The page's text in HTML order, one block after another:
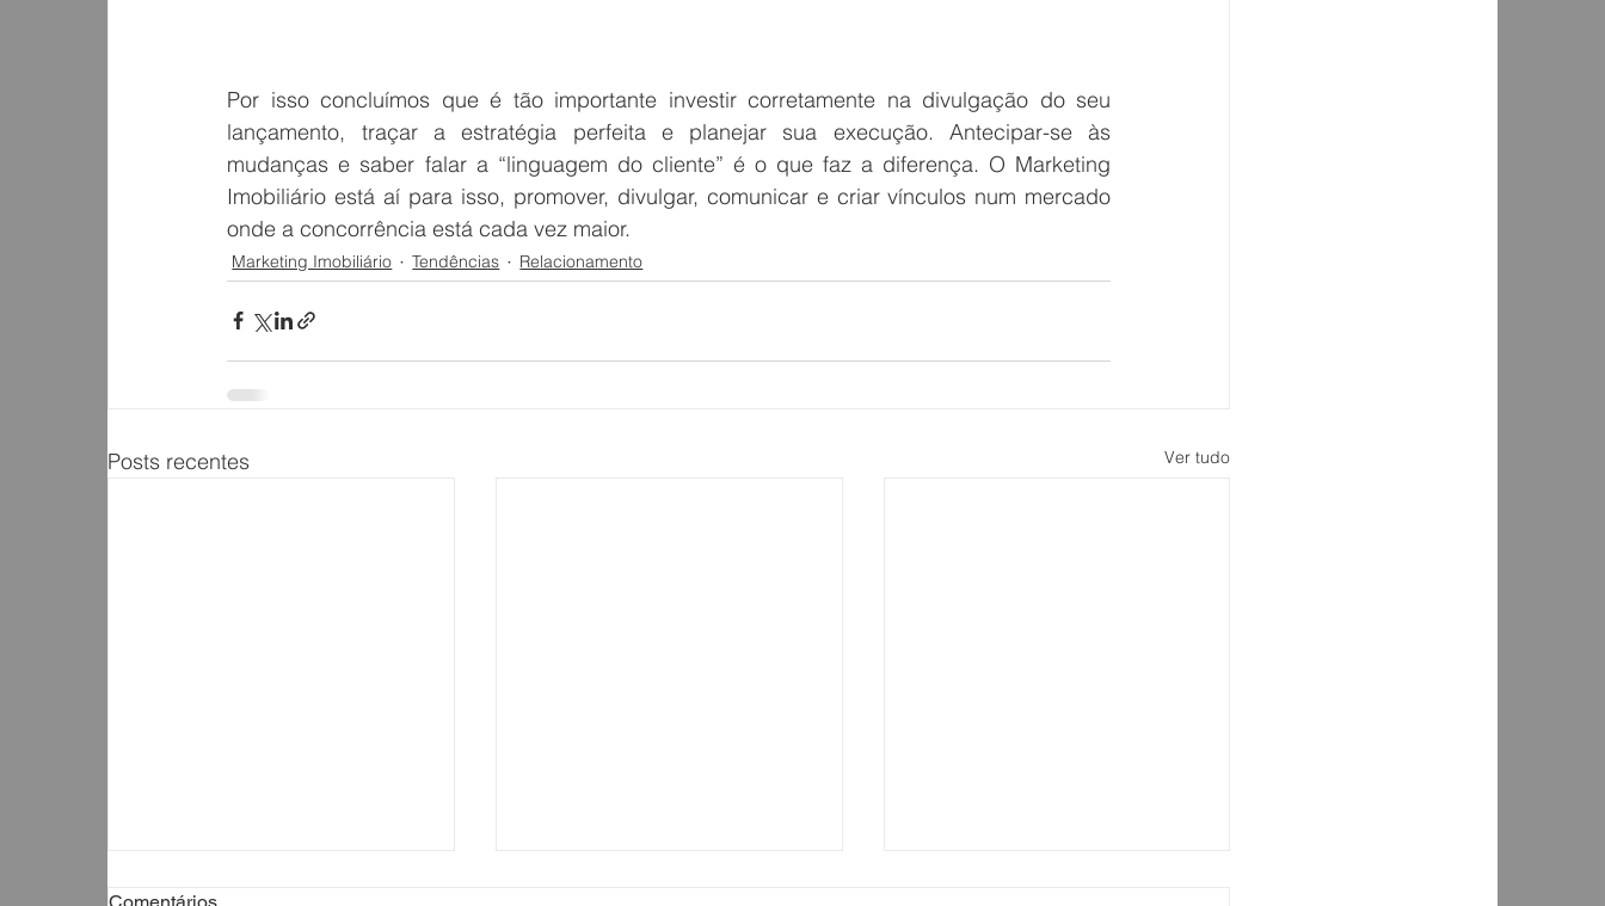
Por isso concluímos que é tão importante investir corretamente na divulgação do seu
lançamento, traçar a estratégia perfeita e planejar sua execução. Antecipar-se às
mudanças e saber falar a “linguagem do cliente” é o que faz a diferença. O Marketing
Imobiliário está aí para isso, promover, divulgar, comunicar e criar vínculos num mercado
onde a concorrência está cada vez maior.
Marketing Imobiliário Tendências Relacionamento
Posts recentes Ver tudo